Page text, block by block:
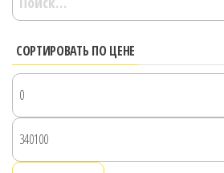
СОРТИРОВАТЬ ПО ЦЕНЕ